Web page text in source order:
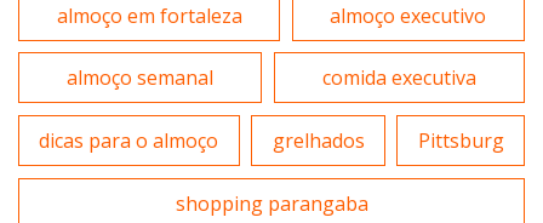
Peixes e Frutos do Mar
Pizzarias
Portuguesa
Portuguesa
Sobremesas e sorvetes
Variados
almoço em fortaleza almoço executivo
almoço semanal comida executiva
dicas para o almoço grelhados Pittsburg
shopping parangaba